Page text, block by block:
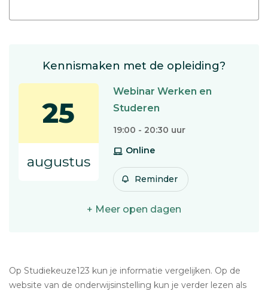
Kennismaken met de opleiding?
25
augustus
Webinar Werken en
Studeren
19:00 - 20:30 uur
Online
Reminder
+ Meer open dagen
Op Studiekeuze123 kun je informatie vergelijken. Op de
website van de onderwijsinstelling kun je verder lezen als